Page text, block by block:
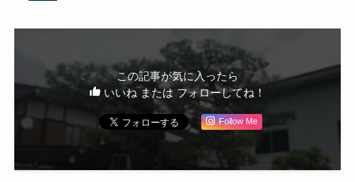
この記事が気に入ったら
いいね または フォローしてね！
Follow Me